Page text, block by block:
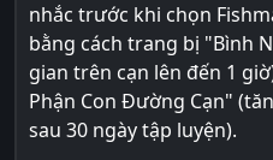
nhắc trước khi chọn
bằng cách trang bị "Bình
gian trên cạn lên đến 1
Phận Con Đường Cạn"
sau 30 ngày tập luyện).